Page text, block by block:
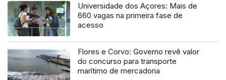
Universidade dos Açores: Mais de
660 vagas na primeira fase de
acesso
Flores e Corvo: Governo revê valor
do concurso para transporte
marítimo de mercadoria